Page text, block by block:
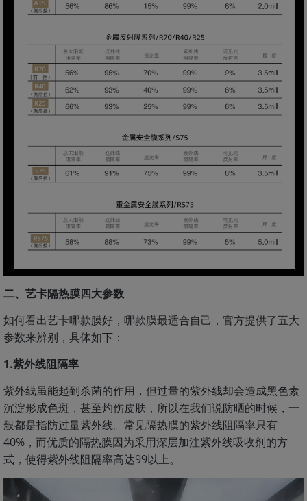
二、艺卡隔热膜四大参数
如何看出艺卡哪款膜好，哪款膜最适合自己，官方提供了五大
参数来辨别，具体如下：
1.紫外线阻隔率
紫外线虽能起到杀菌的作用，但过量的紫外线却会造成黑色素
沉淀形成色斑，甚至灼伤皮肤，所以在我们说防晒的时候，一
般都是指防过量紫外线。常见隔热膜的紫外线阻隔率只有
40%，而优质的隔热膜因为采用深层加注紫外线吸收剂的方
式，使得紫外线阻隔率高达99以上。